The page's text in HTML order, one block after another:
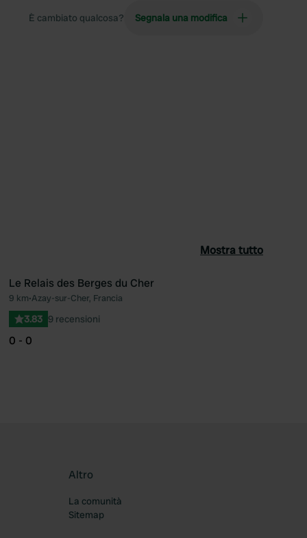
È cambiato qualcosa? Segnala una modifica
Mostra tutto
Le Relais des Berges du Cher
9 km•Azay-sur-Cher, Francia
3.83 9 recensioni
0 - 0
Altro
La comunità
Sitemap